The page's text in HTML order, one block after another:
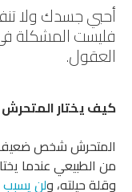
أحبي جسدك ولا
فليست المشكلة
العقول.
كيف يختار
المتحرش شخص ضعيف
من الطبيعي عندما
وقلة حيلته، ولن يسبب